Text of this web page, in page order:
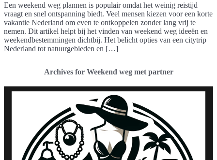
Een weekend weg plannen is populair omdat het weinig reistijd
vraagt en snel ontspanning biedt. Veel mensen kiezen voor een korte
vakantie Nederland om even te ontkoppelen zonder lang vrij te
nemen. Dit artikel helpt bij het vinden van weekend weg ideeën en
weekendbestemmingen dichtbij. Het belicht opties van een citytrip
Nederland tot natuurgebieden en […]
Archives for Weekend weg met partner